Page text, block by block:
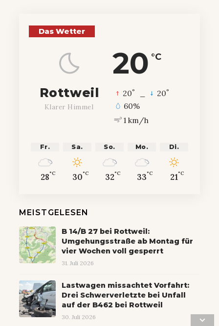
Das Wetter
20 °C
Rottweil
Klarer Himmel
20° 20°
60%
1 km/h
Fr.
28°C
Sa.
30°C
So.
32°C
Mo.
33°C
Di.
21°C
MEISTGELESEN
B 14/B 27 bei Rottweil:
Umgehungsstraße ab Montag für
vier Wochen voll gesperrt
31. Juli 2026
Lastwagen missachtet Vorfahrt:
Drei Schwerverletzte bei Unfall
auf der B462 bei Rottweil
30. Juli 2026